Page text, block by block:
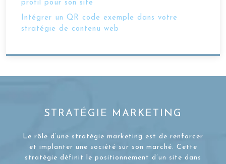
profil pour son site
Intégrer un QR code exemple dans votre
stratégie de contenu web
STRATÉGIE MARKETING
Le rôle d’une stratégie marketing est de renforcer
et implanter une société sur son marché. Cette
stratégie définit le positionnement d’un site dans